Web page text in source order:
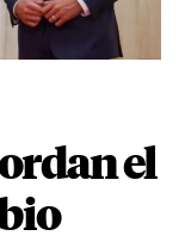
el